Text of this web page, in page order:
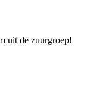
uit de zuurgroep!